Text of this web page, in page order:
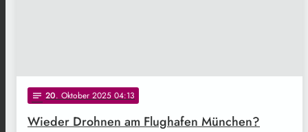
notes 20. Oktober 2025 04:13
Wieder Drohnen am Flughafen München?